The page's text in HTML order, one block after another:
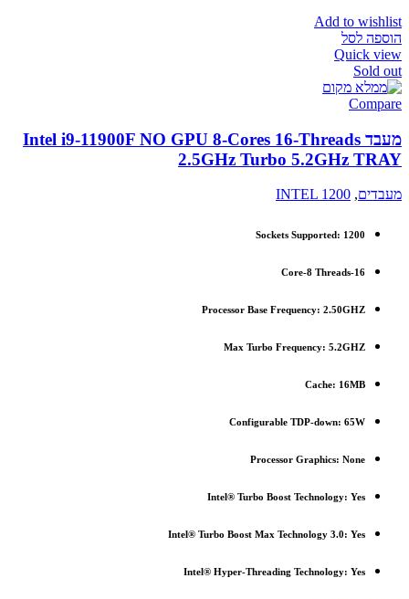
Add to wishlist
הוספה לסל
Quick view
Sold out
Compare
מעבד Intel i9-11900F NO GPU 8-Cores 16-Threads
2.5GHz Turbo 5.2GHz TRAY
מעבדים,
INTEL 1200
Sockets Supported: 1200
Core-8 Threads-16
Processor Base Frequency: 2.50GHZ
Max Turbo Frequency: 5.2GHZ
Cache: 16MB
Configurable TDP-down: 65W
Processor Graphics: None
Intel® Turbo Boost Technology: Yes
Intel® Turbo Boost Max Technology 3.0: Yes
Intel® Hyper-Threading Technology: Yes